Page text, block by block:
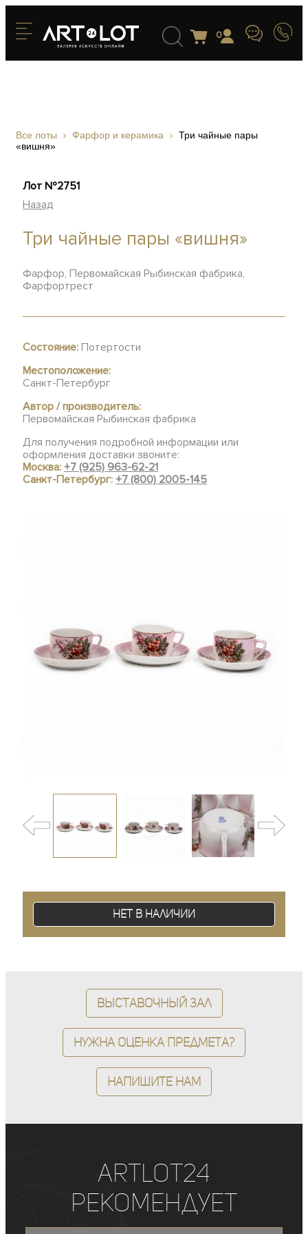
0
Все лоты Фарфор и керамика
Три чайные пары
«вишня»
Лот №2751
Назад
Три чайные пары «вишня»
Фарфор, Первомайская Рыбинская фабрика,
Фарфортрест
Состояние: Потертости
Местоположение:
Санкт-Петербург
Автор / производитель:
Первомайская Рыбинская фабрика
Для получения подробной информации или
оформления доставки звоните:
Москва:+7 (925) 963-62-21
Санкт-Петербург:+7 (800) 2005-145
Нет в наличии
Выставочный зал
Нужна оценка предмета?
Напишите нам
ArtLot24
рекомендует